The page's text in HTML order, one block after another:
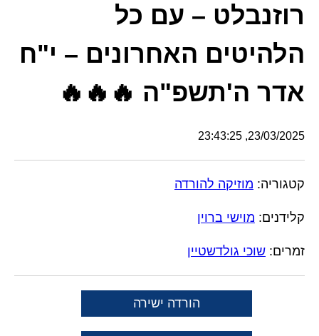
רוזנבלט – עם כל
הלהיטים האחרונים – י"ח
אדר ה'תשפ"ה 🔥🔥🔥
23/03/2025, 23:43:25
קטגוריה: מוזיקה להורדה
קלידנים: מוישי ברוין
זמרים: שוכי גולדשטיין
הורדה ישירה